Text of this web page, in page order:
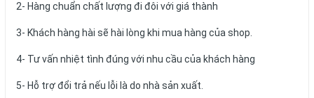
2- Hàng chuẩn chất lượng đi đôi với giá thành
3- Khách hàng hài sẽ hài lòng khi mua hàng của shop.
4- Tư vấn nhiệt tình đúng với nhu cầu của khách hàng
5- Hỗ trợ đổi trả nếu lỗi là do nhà sản xuất.